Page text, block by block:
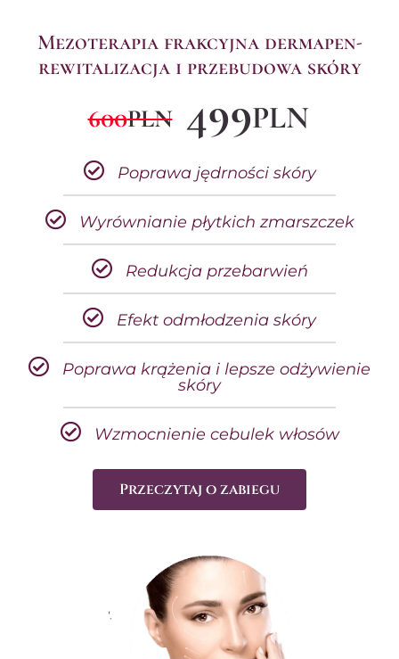
Mezoterapia frakcyjna dermapen-
rewitalizacja i przebudowa skóry
600PLN 499PLN
Poprawa jędrności skóry
Wyrównianie płytkich zmarszczek
Redukcja przebarwień
Efekt odmłodzenia skóry
Poprawa krążenia i lepsze odżywienie
skóry
Wzmocnienie cebulek włosów
Przeczytaj o zabiegu